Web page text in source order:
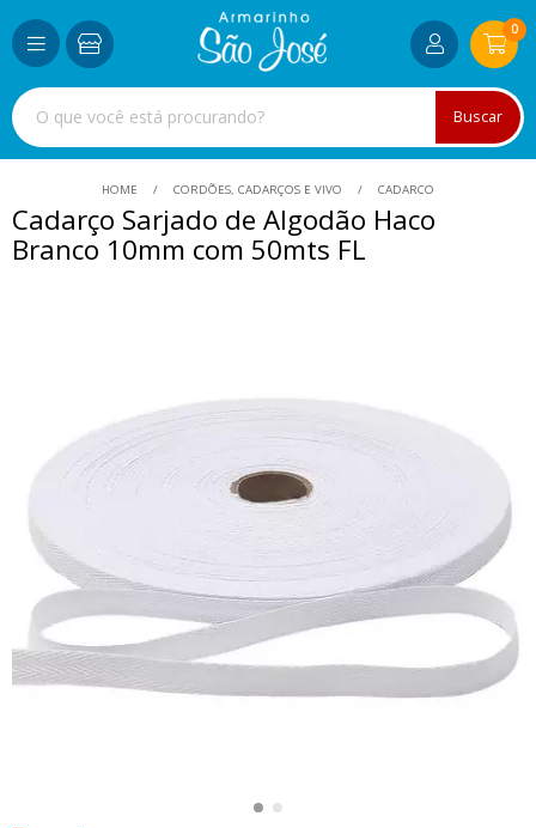
Buscar
0
HOME CORDÕES, CADARÇOS E VIVO CADARCO
Cadarço Sarjado de Algodão Haco
Branco 10mm com 50mts FL